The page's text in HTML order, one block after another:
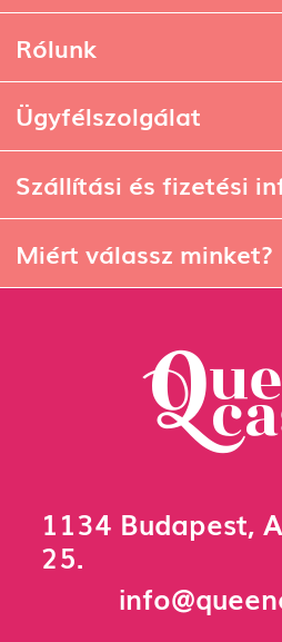
Rólunk
Ügyfélszolgálat
Szállítási és fizetési
Miért válassz minket?
1134 Budapest,
25.